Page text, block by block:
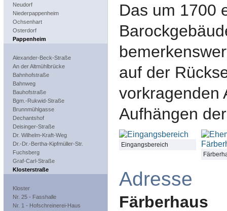
Neudorf
Niederpappenheim
Ochsenhart
Osterdorf
Pappenheim
Alexander-Beck-Straße
An der Altmühlbrücke
Bahnhofstraße
Bahnweg
Bauhofstraße
Bgm.-Rukwid-Straße
Brunnmühlgasse
Dechantshof
Deisinger-Straße
Dr. Wilhelm-Kraft-Weg
Dr.-Dr.-Bertha-Kipfmüller-Str.
Fuchsberg
Graf-Carl-Straße
Klosterstraße
Kloster
Nr. 25 - Fasshalle
Nr. 1 - Hofschreinerei-Haus
Das um 1700
auf der
vorkragenden
Aufhängen
Eingangsbereich
Adresse
Färberhaus